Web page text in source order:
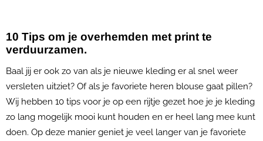
10 Tips om je overhemden met print te
verduurzamen.
Baal jij er ook zo van als je nieuwe kleding er al snel weer
versleten uitziet? Of als je favoriete heren blouse gaat pillen?
Wij hebben 10 tips voor je op een rijtje gezet hoe je je kleding
zo lang mogelijk mooi kunt houden en er heel lang mee kunt
doen. Op deze manier geniet je veel langer van je favoriete